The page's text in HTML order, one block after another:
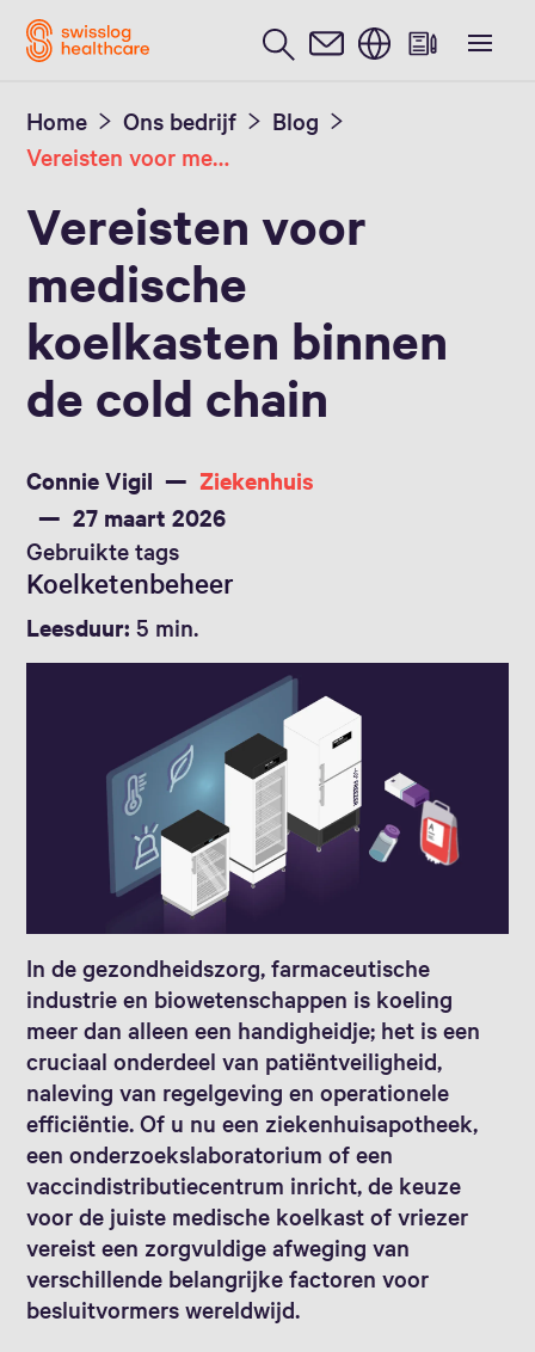
Nederlands / Dutch
Home Ons bedrijf
Blog
Vereisten voor medische koelkasten
Vereisten voor
medische
koelkasten binnen
de cold chain
Connie Vigil
27 maart 2026
Ziekenhuis
Leesduur: 5 min.
In de gezondheidszorg, farmaceutische
industrie en biowetenschappen is koeling
meer dan alleen een handigheidje; het is een
cruciaal onderdeel van patiëntveiligheid,
naleving van regelgeving en operationele
efficiëntie. Of u nu een ziekenhuisapotheek,
een onderzoekslaboratorium of een
vaccindistributiecentrum inricht, de keuze
voor de juiste medische koelkast of vriezer
vereist een zorgvuldige afweging van
verschillende belangrijke factoren voor
besluitvormers wereldwijd.
Gebruikte tags
Koelketenbeheer